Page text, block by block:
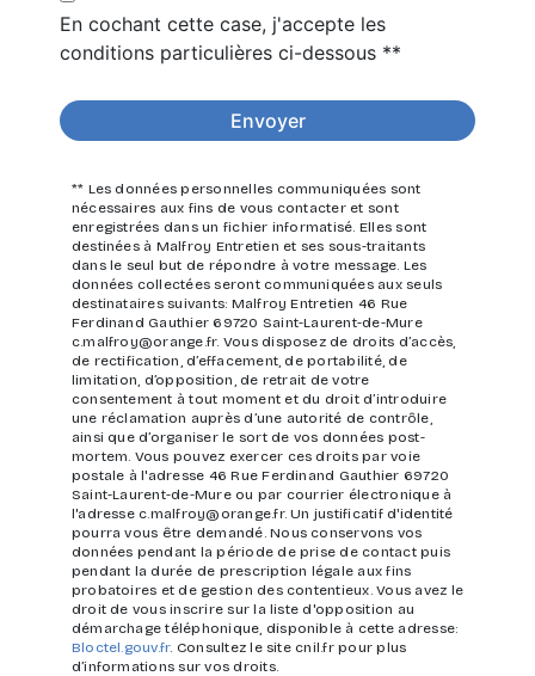
En cochant cette case, j'accepte les
conditions particulières ci-dessous **
Envoyer
** Les données personnelles communiquées sont
nécessaires aux fins de vous contacter et sont
enregistrées dans un fichier informatisé. Elles sont
destinées à Malfroy Entretien et ses sous-traitants
dans le seul but de répondre à votre message. Les
données collectées seront communiquées aux seuls
destinataires suivants: Malfroy Entretien 46 Rue
Ferdinand Gauthier 69720 Saint-Laurent-de-Mure
c.malfroy@orange.fr. Vous disposez de droits d’accès,
de rectification, d’effacement, de portabilité, de
limitation, d’opposition, de retrait de votre
consentement à tout moment et du droit d’introduire
une réclamation auprès d’une autorité de contrôle,
ainsi que d’organiser le sort de vos données post-
mortem. Vous pouvez exercer ces droits par voie
postale à l'adresse 46 Rue Ferdinand Gauthier 69720
Saint-Laurent-de-Mure ou par courrier électronique à
l'adresse c.malfroy@orange.fr. Un justificatif d'identité
pourra vous être demandé. Nous conservons vos
données pendant la période de prise de contact puis
pendant la durée de prescription légale aux fins
probatoires et de gestion des contentieux. Vous avez le
droit de vous inscrire sur la liste d'opposition au
démarchage téléphonique, disponible à cette adresse:
Bloctel.gouv.fr. Consultez le site cnil.fr pour plus
d’informations sur vos droits.